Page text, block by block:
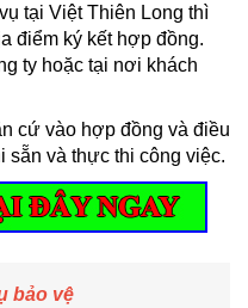
tại Việt Thiên Long thì
điểm ký kết hợp đồng.
ty hoặc tại nơi khách
cứ vào hợp đồng và điều
sẵn và thực thi công việc.
bảo vệ